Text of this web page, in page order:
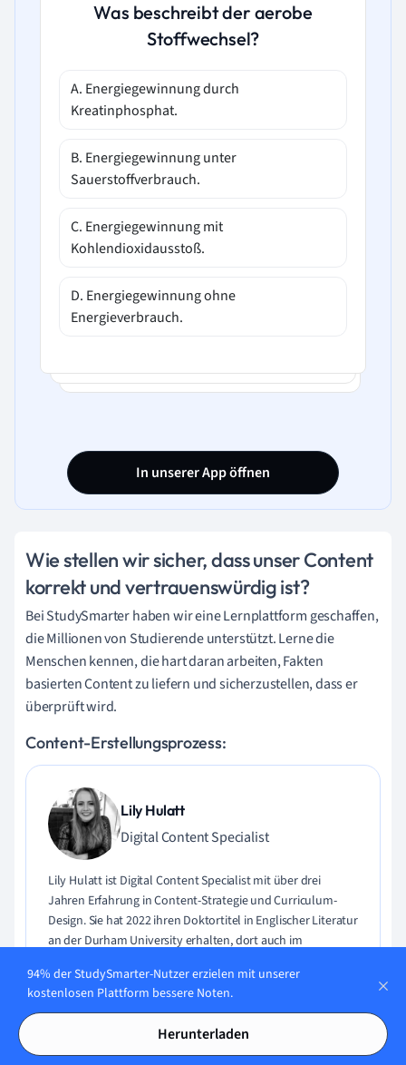
Was beschreibt der aerobe
Stoffwechsel?
A. Energiegewinnung durch
Kreatinphosphat.
B. Energiegewinnung unter
Sauerstoffverbrauch.
C. Energiegewinnung mit
Kohlendioxidausstoß.
D. Energiegewinnung ohne
Energieverbrauch.
In unserer App öffnen
Wie stellen wir sicher, dass unser Content
korrekt und vertrauenswürdig ist?
Bei StudySmarter haben wir eine Lernplattform geschaffen,
die Millionen von Studierende unterstützt. Lerne die
Menschen kennen, die hart daran arbeiten, Fakten
basierten Content zu liefern und sicherzustellen, dass er
überprüft wird.
Content-Erstellungsprozess:
Lily Hulatt
Digital Content Specialist
Lily Hulatt ist Digital Content Specialist mit über drei
Jahren Erfahrung in Content-Strategie und Curriculum-
Design. Sie hat 2022 ihren Doktortitel in Englischer Literatur
an der Durham University erhalten, dort auch im
verschiedenen Veröffentlichungen mitgewirkt. Lily ist
Expertin für Englische Literatur, Englische Sprache,
94% der StudySmarter-Nutzer erzielen mit unserer
kostenlosen Plattform bessere Noten.
Herunterladen